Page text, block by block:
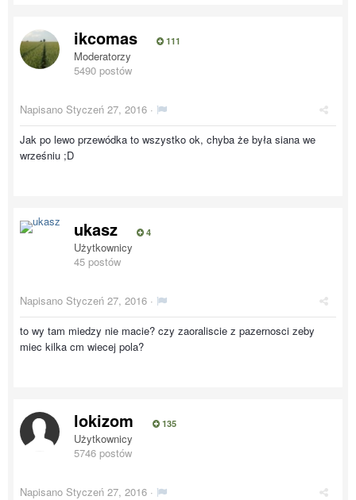
ikcomas 111
Moderatorzy
5490 postów
Napisano Styczeń 27, 2016 ·
Jak po lewo przewódka to wszystko ok, chyba że była siana we
wrześniu ;D
ukasz 4
Użytkownicy
45 postów
Napisano Styczeń 27, 2016 ·
to wy tam miedzy nie macie? czy zaoraliscie z pazernosci zeby
miec kilka cm wiecej pola?
lokizom 135
Użytkownicy
5746 postów
Napisano Styczeń 27, 2016 ·